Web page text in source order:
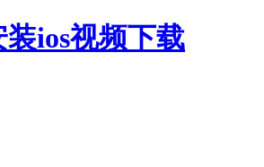
ios视频下载